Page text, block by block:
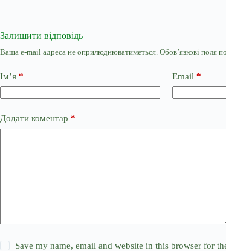
Залишити відповідь
Ваша e-mail адреса не оприлюднюватиметься. Обов’язкові поля
Ім’я * Email *
Додати коментар *
Save my name, email and website in this browser for